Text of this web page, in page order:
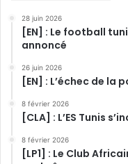
28 juin 2026
[EN] : Le football
annoncé
26 juin 2026
[EN] : L’échec de
8 février 2026
[CLA] : L’ES Tunis
8 février 2026
[LP1] : Le Club